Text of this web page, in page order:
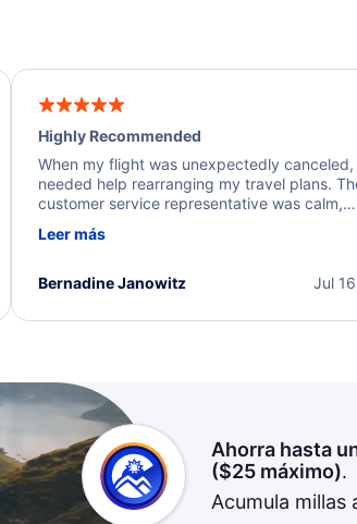
Highly Recommended
When my flight was unexpectedly canceled,
needed help rearranging my travel plans.
customer service representative was calm,
process. They quickly found alternative flight
I truly appreciate the excellent support and
Leer más
Jul
Bernadine Janowitz
Ahorra hasta
($25máximo).
Acumula millas